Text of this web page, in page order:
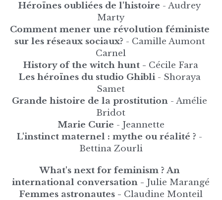
Héroïnes oubliées de l'histoire - Audrey
Marty
Comment mener une révolution féministe
sur les réseaux sociaux? - Camille Aumont
Carnel
History of the witch hunt - Cécile Fara
Les héroïnes du studio Ghibli - Shoraya
Samet
Grande histoire de la prostitution - Amélie
Bridot
Marie Curie - Jeannette
L'instinct maternel : mythe ou réalité ? -
Bettina Zourli
What's next for feminism ? An
international conversation - Julie Marangé
Femmes astronautes - Claudine Monteil